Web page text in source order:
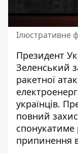
Ілюстративне
Президент
Зеленський
ракетної
українців.
повний
спонукатиме
припинення